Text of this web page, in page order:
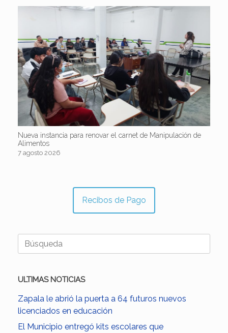
Nueva instancia para renovar el carnet de Manipulación de
Alimentos
7 agosto 2026
Recibos de Pago
Buscar:
ULTIMAS NOTICIAS
Zapala le abrió la puerta a 64 futuros nuevos
licenciados en educación
El Municipio entregó kits escolares que